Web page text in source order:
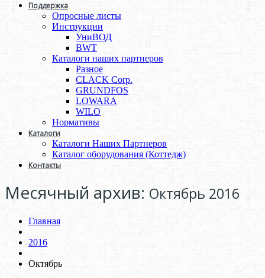
Поддержка
Опросные листы
Инструкции
УниВОД
BWT
Каталоги наших партнеров
Разное
CLACK Corp.
GRUNDFOS
LOWARA
WILO
Нормативы
Каталоги
Каталоги Наших Партнеров
Каталог оборудования (Коттедж)
Контакты
Месячный архив: Октябрь 2016
Главная
2016
Октябрь